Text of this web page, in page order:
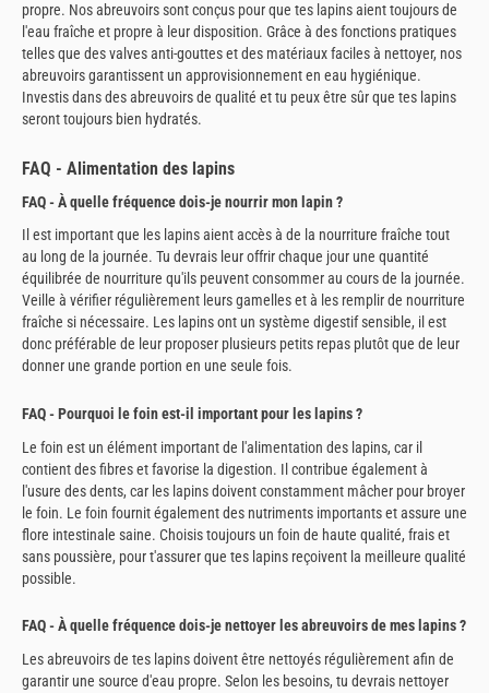
propre. Nos abreuvoirs sont conçus pour que tes lapins aient toujours de
l'eau fraîche et propre à leur disposition. Grâce à des fonctions pratiques
telles que des valves anti-gouttes et des matériaux faciles à nettoyer, nos
abreuvoirs garantissent un approvisionnement en eau hygiénique.
Investis dans des abreuvoirs de qualité et tu peux être sûr que tes lapins
seront toujours bien hydratés.
FAQ - Alimentation des lapins
FAQ - À quelle fréquence dois-je nourrir mon lapin ?
Il est important que les lapins aient accès à de la nourriture fraîche tout
au long de la journée. Tu devrais leur offrir chaque jour une quantité
équilibrée de nourriture qu'ils peuvent consommer au cours de la journée.
Veille à vérifier régulièrement leurs gamelles et à les remplir de nourriture
fraîche si nécessaire. Les lapins ont un système digestif sensible, il est
donc préférable de leur proposer plusieurs petits repas plutôt que de leur
donner une grande portion en une seule fois.
FAQ - Pourquoi le foin est-il important pour les lapins ?
Le foin est un élément important de l'alimentation des lapins, car il
contient des fibres et favorise la digestion. Il contribue également à
l'usure des dents, car les lapins doivent constamment mâcher pour broyer
le foin. Le foin fournit également des nutriments importants et assure une
flore intestinale saine. Choisis toujours un foin de haute qualité, frais et
sans poussière, pour t'assurer que tes lapins reçoivent la meilleure qualité
possible.
FAQ - À quelle fréquence dois-je nettoyer les abreuvoirs de mes lapins ?
Les abreuvoirs de tes lapins doivent être nettoyés régulièrement afin de
garantir une source d'eau propre. Selon les besoins, tu devrais nettoyer